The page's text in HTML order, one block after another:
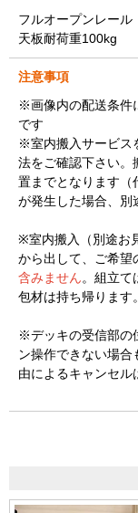
フルオープンレール
天板耐荷重100kg
注意事項
※画像内の配送条件
です
※室内搬入サービス
法をご確認下さい。
置までとなります（
が発生した場合、別
※室内搬入（別途お
から出して、ご希望
含みません。組立て
包材は持ち帰ります。
※デッキの受信部の
ン操作できない場
由によるキャンセル